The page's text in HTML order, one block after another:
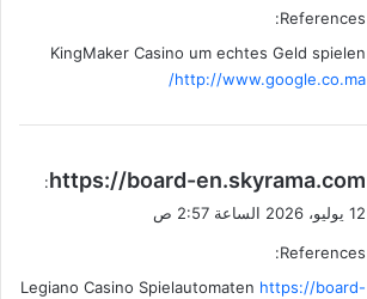
ل
References:
KingMaker Casino um echtes Geld spielen
http://www.google.co.ma/
ي
ق
ل
https://board-en.skyrama.com
:
12 يوليو، 2026 الساعة 2:57 ص
References:
Legiano Casino Spielautomaten https://board-